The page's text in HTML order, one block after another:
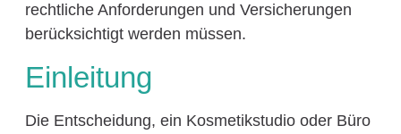
rechtliche Anforderungen und Versicherungen
berücksichtigt werden müssen.
Einleitung
Die Entscheidung, ein Kosmetikstudio oder Büro